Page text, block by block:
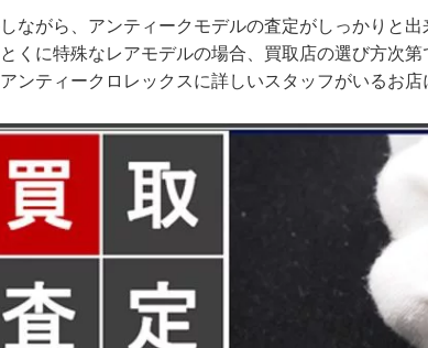
ながら、アンティークモデルの査定がしっかりと
くに特殊なレアモデルの場合、買取店の選び方次
ンティークロレックスに詳しいスタッフがいるお店